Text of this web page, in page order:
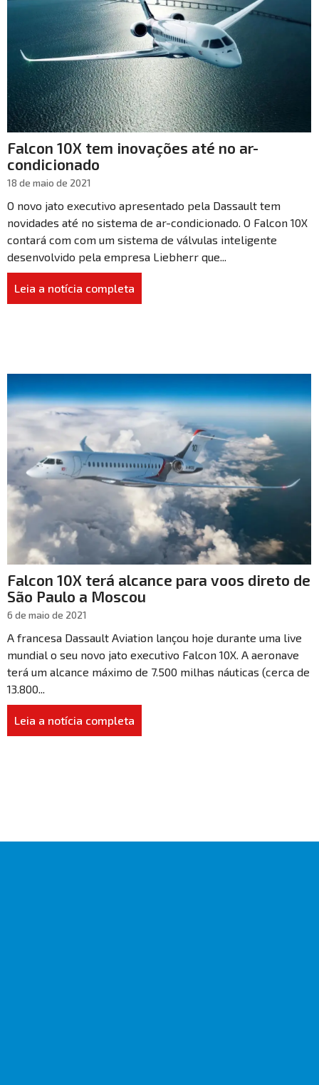
Falcon 10X tem inovações até no ar-
condicionado
18 de maio de 2021
O novo jato executivo apresentado pela Dassault tem
novidades até no sistema de ar-condicionado. O Falcon 10X
contará com com um sistema de válvulas inteligente
desenvolvido pela empresa Liebherr que...
Leia a notícia completa
Falcon 10X terá alcance para voos direto de
São Paulo a Moscou
6 de maio de 2021
A francesa Dassault Aviation lançou hoje durante uma live
mundial o seu novo jato executivo Falcon 10X. A aeronave
terá um alcance máximo de 7.500 milhas náuticas (cerca de
13.800...
Leia a notícia completa